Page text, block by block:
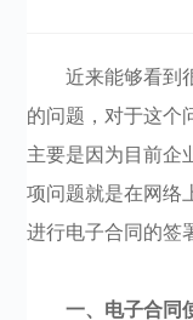
近来能够看到
的问题，对于这个
主要是因为目前企
项问题就是在网络
进行电子合同的签
一、电子合同